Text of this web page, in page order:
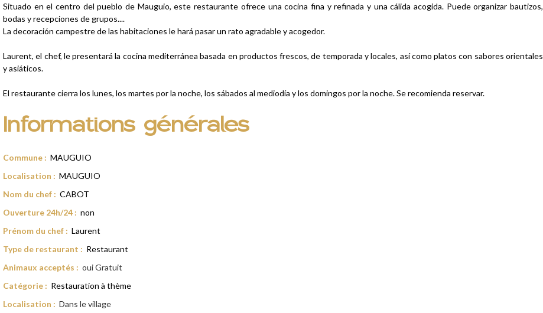
Situado en el centro del pueblo de Mauguio, este restaurante ofrece una cocina fina y refinada y una cálida acogida. Puede organizar bautizos,
bodas y recepciones de grupos....
La decoración campestre de las habitaciones le hará pasar un rato agradable y acogedor.
Laurent, el chef, le presentará la cocina mediterránea basada en productos frescos, de temporada y locales, así como platos con sabores orientales
y asiáticos.
El restaurante cierra los lunes, los martes por la noche, los sábados al mediodía y los domingos por la noche. Se recomienda reservar.
Informations générales
Commune : MAUGUIO
Localisation : MAUGUIO
Nom du chef : CABOT
Ouverture 24h/24 : non
Prénom du chef : Laurent
Type de restaurant : Restaurant
Animaux acceptés : oui Gratuit
Catégorie : Restauration à thème
Localisation : Dans le village